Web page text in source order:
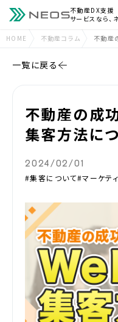
不動産DX支援
サービスなら、
HOME 不動産コラム 不動産
一覧に戻る
不動産の成
集客方法に
2024/02/01
#集客について#マーケテ